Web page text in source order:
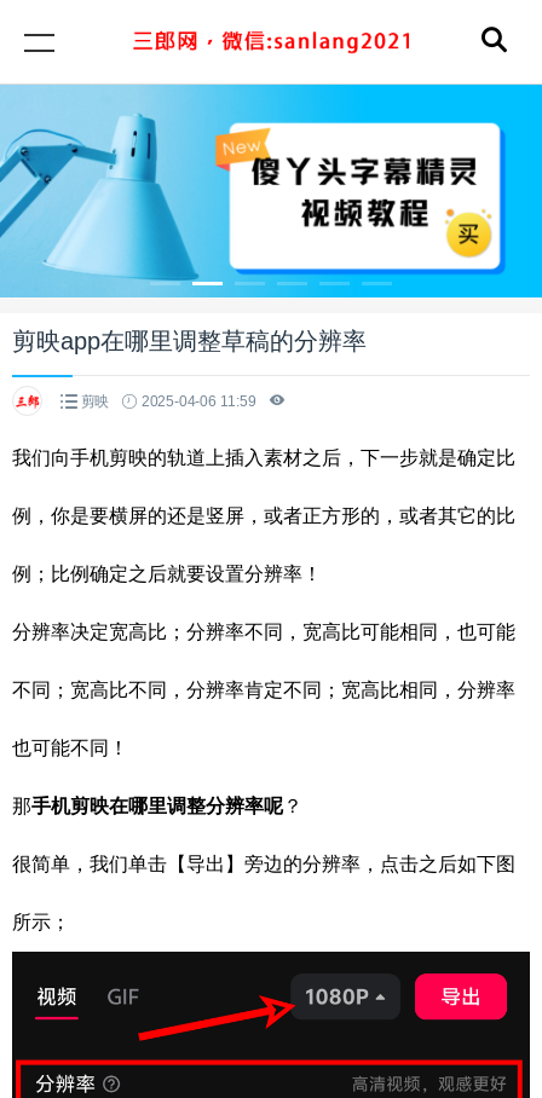
剪映app在哪里调整草稿的分辨率
剪映 2025-04-06 11:59
我们向手机剪映的轨道上插入素材之后，下一步就是确定比
例，你是要横屏的还是竖屏，或者正方形的，或者其它的比
例；比例确定之后就要设置分辨率！
分辨率决定宽高比；分辨率不同，宽高比可能相同，也可能
不同；宽高比不同，分辨率肯定不同；宽高比相同，分辨率
也可能不同！
那手机剪映在哪里调整分辨率呢？
很简单，我们单击【导出】旁边的分辨率，点击之后如下图
所示；